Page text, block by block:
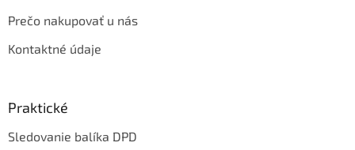
Prečo nakupovať u nás
Kontaktné údaje
Praktické
Sledovanie balíka DPD